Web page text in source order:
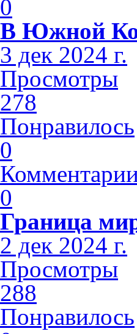
0
В Южной
3 дек 2024 г.
Просмотры
278
Понравилось
0
0
Граница
2 дек 2024 г.
Просмотры
288
Понравилось